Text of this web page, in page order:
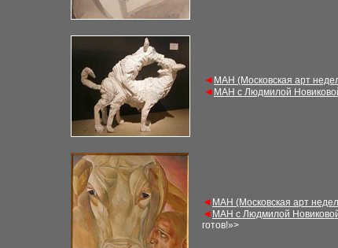
◄ МАН (Московская арт
◄ МАН с Людмилой
◄ МАН (Московская арт
◄ МАН с Людмилой
готов!»>